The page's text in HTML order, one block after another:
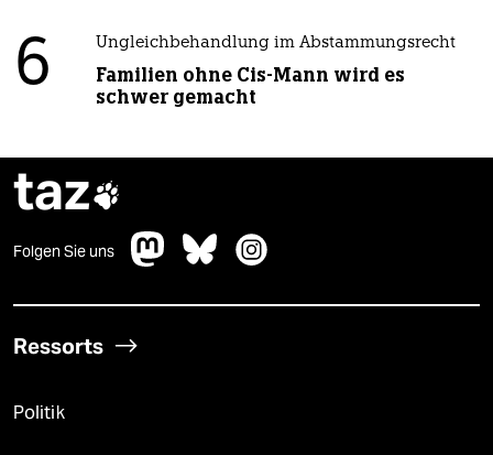
6 Ungleichbehandlung im Abstammungsrecht
Familien ohne Cis-Mann wird es
schwer gemacht
taz
Folgen Sie uns
Ressorts
Politik